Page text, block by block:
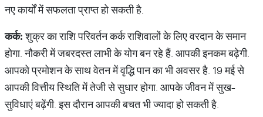
नए कार्यों में सफलता प्राप्त हो सकती है.
कर्क:शुक्र का राशि परिवर्तन कर्क राशिवालों के लिए वरदान के समान
होगा. नौकरी में जबरदस्त लाभी के योग बन रहे हैं. आपकी इनकम बढ़ेगी.
आपको प्रमोशन के साथ वेतन में वृद्धि पान का भी अवसर है. 19 मई से
आपकी वित्तीय स्थिति में तेजी से सुधार होगा. आपके जीवन में सुख-
सुविधाएं बढ़ेंगी. इस दौरान आपकी बचत भी ज्यादा हो सकती है.